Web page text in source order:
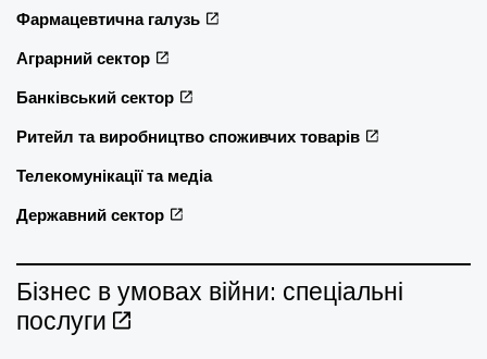
Фармацевтична галузь
Аграрний сектор
Банківський сектор
Ритейл та виробництво споживчих товарів
Телекомунікації та медіа
Державний сектор
Бізнес в умовах війни: спеціальні
послуги